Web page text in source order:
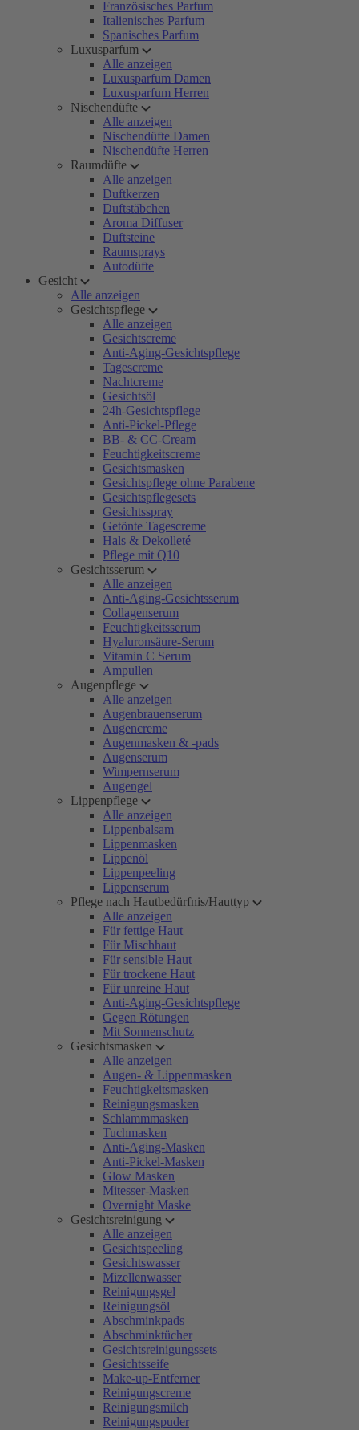
Französisches Parfum
Italienisches Parfum
Spanisches Parfum
Luxusparfum
Alle anzeigen
Luxusparfum Damen
Luxusparfum Herren
Nischendüfte
Alle anzeigen
Nischendüfte Damen
Nischendüfte Herren
Raumdüfte
Alle anzeigen
Duftkerzen
Duftstäbchen
Aroma Diffuser
Duftsteine
Raumsprays
Autodüfte
Gesicht
Alle anzeigen
Gesichtspflege
Alle anzeigen
Gesichtscreme
Anti-Aging-Gesichtspflege
Tagescreme
Nachtcreme
Gesichtsöl
24h-Gesichtspflege
Anti-Pickel-Pflege
BB- & CC-Cream
Feuchtigkeitscreme
Gesichtsmasken
Gesichtspflege ohne Parabene
Gesichtspflegesets
Gesichtsspray
Getönte Tagescreme
Hals & Dekolleté
Pflege mit Q10
Gesichtsserum
Alle anzeigen
Anti-Aging-Gesichtsserum
Collagenserum
Feuchtigkeitsserum
Hyaluronsäure-Serum
Vitamin C Serum
Ampullen
Augenpflege
Alle anzeigen
Augenbrauenserum
Augencreme
Augenmasken & -pads
Augenserum
Wimpernserum
Augengel
Lippenpflege
Alle anzeigen
Lippenbalsam
Lippenmasken
Lippenöl
Lippenpeeling
Lippenserum
Pflege nach Hautbedürfnis/Hauttyp
Alle anzeigen
Für fettige Haut
Für Mischhaut
Für sensible Haut
Für trockene Haut
Für unreine Haut
Anti-Aging-Gesichtspflege
Gegen Rötungen
Mit Sonnenschutz
Gesichtsmasken
Alle anzeigen
Augen- & Lippenmasken
Feuchtigkeitsmasken
Reinigungsmasken
Schlammmasken
Tuchmasken
Anti-Aging-Masken
Anti-Pickel-Masken
Glow Masken
Mitesser-Masken
Overnight Maske
Gesichtsreinigung
Alle anzeigen
Gesichtspeeling
Gesichtswasser
Mizellenwasser
Reinigungsgel
Reinigungsöl
Abschminkpads
Abschminktücher
Gesichtsreinigungssets
Gesichtsseife
Make-up-Entferner
Reinigungscreme
Reinigungsmilch
Reinigungspuder